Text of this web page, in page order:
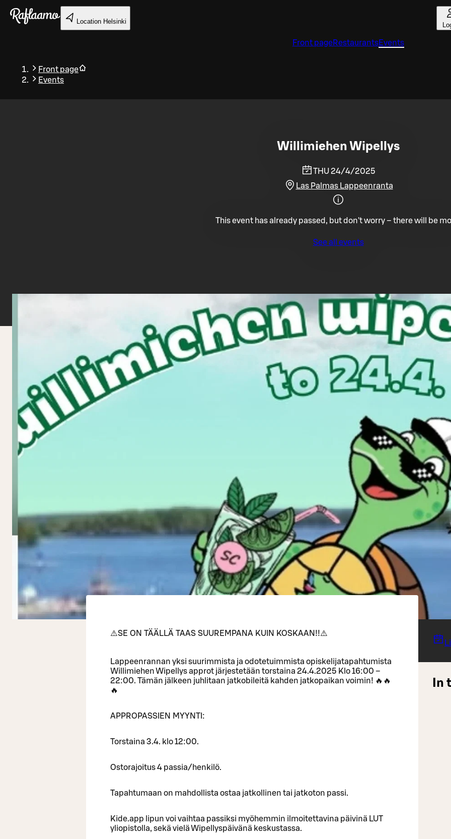
Skip to main content
Location Helsinki
Front pageRestaurantsEvents
Front page
Events
Back
Willimiehen Wipellys
THU 24/4/2025
Las Palmas Lappeenranta
This event has already passed, but don't worry – there will be
See all events
⚠️SE ON TÄÄLLÄ TAAS SUUREMPANA KUIN KOSKAAN!!⚠️
Lappeenrannan yksi suurimmista ja odotetuimmista opiskelijatapahtumista
Willimiehen Wipellys approt järjestetään torstaina 24.4.2025 Klo 16:00 –
22:00. Tämän jälkeen juhlitaan jatkobileitä kahden jatkopaikan voimin! 🔥🔥
🔥
APPROPASSIEN MYYNTI:
Torstaina 3.4. klo 12:00.
Ostorajoitus 4 passia/henkilö.
Tapahtumaan on mahdollista ostaa jatkollinen tai jatkoton passi.
Kide.app lipun voi vaihtaa passiksi myöhemmin ilmoitettavina päivinä LUT
yliopistolla, sekä vielä Wipellyspäivänä keskustassa.
In